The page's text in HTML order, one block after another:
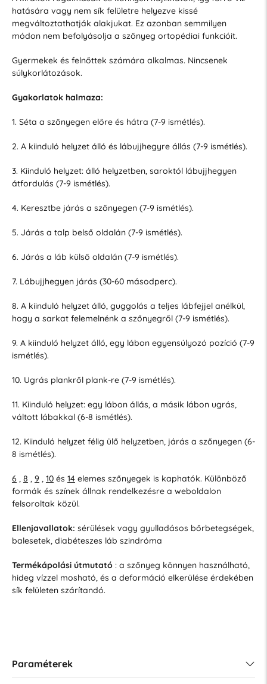
hatására vagy nem sík felületre helyezve kissé
megváltoztathatják alakjukat. Ez azonban semmilyen
módon nem befolyásolja a szőnyeg ortopédiai funkcióit.
Gyermekek és felnőttek számára alkalmas. Nincsenek
súlykorlátozások.
Gyakorlatok halmaza:
1. Séta a szőnyegen előre és hátra (7-9 ismétlés).
2. A kiinduló helyzet álló és lábujjhegyre állás (7-9 ismétlés).
3. Kiinduló helyzet: álló helyzetben, saroktól lábujjhegyen
átfordulás (7-9 ismétlés).
4. Keresztbe járás a szőnyegen (7-9 ismétlés).
5. Járás a talp belső oldalán (7-9 ismétlés).
6. Járás a láb külső oldalán (7-9 ismétlés).
7. Lábujjhegyen járás (30-60 másodperc).
8. A kiinduló helyzet álló, guggolás a teljes lábfejjel anélkül,
hogy a sarkat felemelnénk a szőnyegről (7-9 ismétlés).
9. A kiinduló helyzet álló, egy lábon egyensúlyozó pozíció (7-9
ismétlés).
10. Ugrás plankről plank-re (7-9 ismétlés).
11. Kiinduló helyzet: egy lábon állás, a másik lábon ugrás,
váltott lábakkal (6-8 ismétlés).
12. Kiinduló helyzet félig ülő helyzetben, járás a szőnyegen (6-
8 ismétlés).
6 8 9, 10és 14elemes szőnyegek is kaphatók. Különböző
formák és színek állnak rendelkezésre a weboldalon
felsoroltak közül.
Ellenjavallatok: sérülések vagy gyulladásos bőrbetegségek,
balesetek, diabéteszes láb szindróma
Termékápolási útmutató: a szőnyeg könnyen használható,
hideg vízzel mosható, és a deformáció elkerülése érdekében
sík felületen szárítandó.
Paraméterek